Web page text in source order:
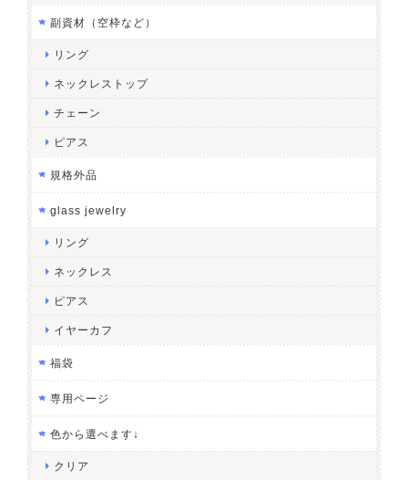
副資材（空枠など）
リング
ネックレストップ
チェーン
ピアス
規格外品
glass jewelry
リング
ネックレス
ピアス
イヤーカフ
福袋
専用ページ
色から選べます↓
クリア